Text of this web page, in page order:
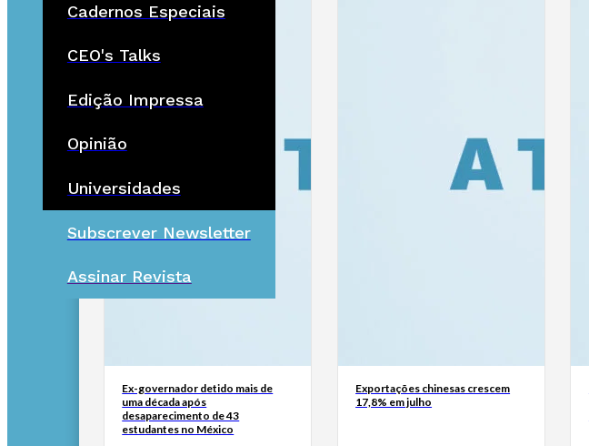
Cadernos Especiais
CEO's Talks
Edição Impressa
Opinião
Universidades
Subscrever Newsletter
Assinar Revista
Ex-governador detido mais de
uma década após
desaparecimento de 43
estudantes no México
Exportações chinesas crescem
17,8% em julho